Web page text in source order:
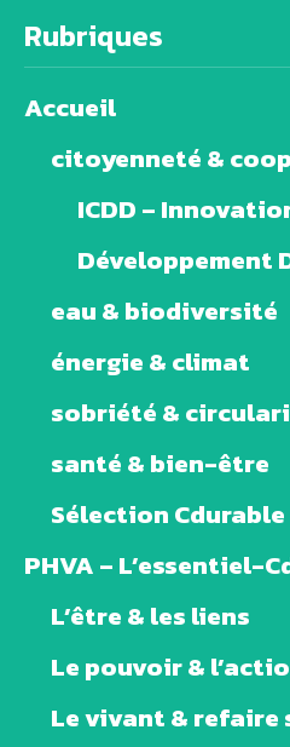
Rubriques
Accueil
citoyenneté &
ICDD –
Développement
eau & biodiversité
énergie & climat
sobriété &
santé & bien-être
Sélection Cdurable
PHVA – L’essentiel-
L’être & les liens
Le pouvoir &
Le vivant & refaire